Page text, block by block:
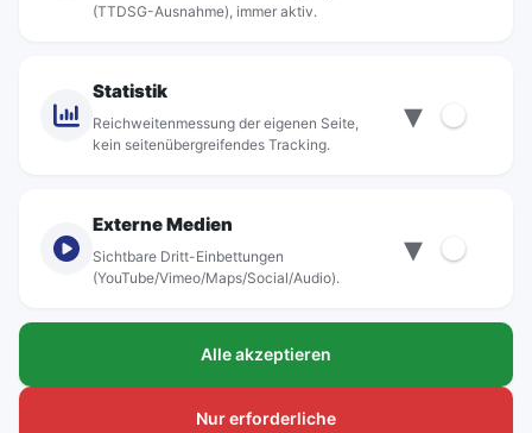
Standorte
© rebus Regionalbus Rostock GmbH
(TTDSG-Ausnahme), immer aktiv.
Statistik
Reichweitenmessung der eigenen Seite,
kein seitenübergreifendes Tracking.
▾
Externe Medien
Sichtbare Dritt-Einbettungen
(YouTube/Vimeo/Maps/Social/Audio).
▾
Alle akzeptieren
Nur erforderliche